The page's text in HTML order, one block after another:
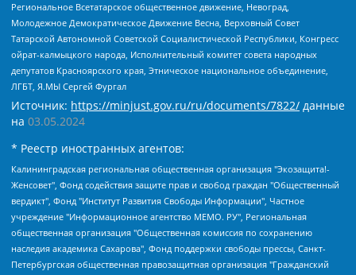
Региональное Всетатарское общественное движение, Невоград,
Молодежное Демократическое Движение Весна, Верховный Совет
Татарской Автономной Советской Социалистической Республики, Конгресс
ойрат-калмыцкого народа, Исполнительный комитет совета народных
депутатов Красноярского края, Этническое национальное объединение,
ЛГБТ, Я.МЫ Сергей Фургал
Источник: https://minjust.gov.ru/ru/documents/7822/ данные
на 03.05.2024
* Реестр иностранных агентов:
Калининградская региональная общественная организация "Экозащита!-Женсовет", Фонд содействия защите прав и свобод граждан "Общественный вердикт", Фонд "Институт Развития Свободы Информации", Частное учреждение "Информационное агентство МЕМО. РУ", Региональная общественная организация "Общественная комиссия по сохранению наследия академика Сахарова", Фонд поддержки свободы прессы, Санкт-Петербургская общественная правозащитная организация "Гражданский контроль", Межрегиональная общественная организация "Информационно-просветительский центр "Мемориал", Региональный Фонд "Центр Защиты Прав Средств Массовой Информации", с 05.12.2023 Фонд "Центр Защиты Прав Средств массовой информации", Региональная общественная благотворительная организация помощи беженцам и мигрантам "Гражданское содействие", Негосударственное образовательное учреждение дополнительного профессионального образования (повышение квалификации) специалистов "АКАДЕМИЯ ПО ПРАВАМ ЧЕЛОВЕКА", Свердловская региональная общественная организация "Сутяжник", Автономная некоммерческая организация "Центр независимых социологических исследований", Союз общественных объединений "Российский исследовательский центр по правам человека", Региональное общественное учреждение научно-информационный центр "МЕМОРИАЛ", Некоммерческая организация "Фонд защиты гласности", Автономная некоммерческая организация "Институт прав человека", Городская общественная организация "Екатеринбургское общество "МЕМОРИАЛ", Городская общественная организация "Рязанское историко-просветительское и правозащитное общество "Мемориал" (Рязанский Мемориал), Челябинский региональный орган общественной самодеятельности – женское общественное объединение "Женщины Евразии", Челябинский региональный орган общественной самодеятельности "Уральская правозащитная группа", Фонд содействия защите здоровья и социальной справедливости имени Андрея Рылькова, Автономная Некоммерческая Организация "Аналитический Центр Юрия Левады", Автономная некоммерческая организация социальной поддержки населения "Проект Апрель", Региональная общественная организация помощи женщинам и детям, находящимся в кризисной ситуации "Информационно-методический центр "Анна", Фонд содействия развитию массовых коммуникаций и правовому просвещению "Так-так-Так", Фонд содействия устойчивому развитию "Серебряная тайга", Свердловский региональный общественный фонд социальных проектов "Новое время", "Idel.Реалии", Кавказ.Реалии, Крым.Реалии, Телеканал Настоящее Время, Татаро-башкирская служба Радио Свобода (Azatliq Radiosi), Радио Свободная Европа/Радио Свобода (PCE/PC), "Сибирь.Реалии", "Фактограф", Благотворительный фонд помощи осужденным и их семьям, Автономная некоммерческая организация "Институт глобализации и социальных движений", Фонд "В защиту прав заключенных", Частное учреждение "Центр поддержки и содействия развитию средств массовой информации", Пензенский региональный общественный благотворительный фонд "Гражданский союз", "Север.Реалии", Некоммерческая организация Фонд "Правовая инициатива", Общество с ограниченной ответственностью "Радио Свободная Европа/Радио Свобода", Чешское информационное агентство "MEDIUM-ORIENT", Красноярская региональная общественная организация "Мы против СПИДа", Камалягин Денис Николаевич, Маркелов Сергей Евгеньевич, Пономарев Лев Александрович, Савицкая Людмила Алексеевна, Автономная некоммерческая организация "Центр по работе с проблемой насилия "НАСИЛИЮ.НЕТ", Межрегиональный профессиональный союз работников здравоохранения "Альянс врачей", Юридическое лицо, зарегистрированное в Латвийской Республике, SIA "Medusa Project" (регистрационный номер 40103797863, дата регистрации 10.06.2014), Некоммерческая организация "Фонд по борьбе с коррупцией", Автономная некоммерческая организация "Институт права и публичной политики", Баданин Роман Сергеевич, Гликин Максим Александрович, Железнова Мария Михайловна, Лукьянова Юлия Сергеевна, Маетная Елизавета Витальевна, Маняхин Петр Борисович, Чуракова Ольга Владимировна, Ярош Юлия Петровна, Юридическое лицо "The Insider SIA", зарегистрированное в Риге, Латвийская Республика (дата регистрации 26.06.2015), являющееся администратором доменного имени интернет-издания "The Insider SIA", https://theins.ru, Постернак Алексей Евгеньевич, Рубин Михаил Аркадьевич, Анин Роман Александрович, Юридическое лицо Istories fonds, зарегистрированное в Латвийской Республике (регистрационный номер 50008295751, дата регистрации 24.02.2020), Великовский Дмитрий Александрович, Долинина Ирина Николаевна, Мароховская Алеся Алексеевна, Шлейнов Роман Юрьевич, Шмагун Олеся Валентиновна, Общество с ограниченной ответственностью "Альтаир 2021", Общество с ограниченной ответственностью "Вега 2021", Общество с ограниченной ответственностью "Главный редактор 2021", Общество с ограниченной ответственностью "Ромашки монолит", Важенков Артем Валерьевич, Ивановская областная общественная организация "Центр гендерных исследований", Гурман Юрий Альбертович, Медиапроект "ОВД-Инфо", Егоров Владимир Владимирович, Жилинский Владимир Александрович, Общество с ограниченной ответственностью "ЗП", Иванова София Юрьевна, Карезина Инна Павловна, Кильтау Екатерина Викторовна, Петров Алексей Викторович, Пискунов Сергей Евгеньевич, Смирнов Сергей Сергеевич, Тихонов Михаил Сергеевич, Общество с ограниченной ответственностью "ЖУРНАЛИСТ-ИНОСТРАННЫЙ АГЕНТ", Арапова Галина Юрьевна, Вольтская Татьяна Анатольевна, Американская компания "Mason G.E.S. Anonymous Foundation" (США), являющаяся владельцем интернет-издания https://mnews.world/, Компания "Stichting Bellingcat", зарегистрированная в Нидерландах (дата регистрации 11.07.2018), Захаров Андрей Вячеславович, Клепиковская Екатерина Дмитриевна, Общество с ограниченной ответственностью "МЕМО", Перл Роман Александрович, Симонов Евгений Алексеевич, Соловьева Елена Анатольевна, Сотников Даниил Владимирович, Сурначева Елизавета Дмитриевна, Автономная некоммерческая организация по защите прав человека и информированию населения "Якутия – Наше Мнение", Общество с ограниченной ответственностью "Москоу диджитал медиа", с 26.01.2023 Общество с ограниченной ответственностью "Чайка Белые сады", Ветошкина Валерия Валерьевна, Заговора Максим Александрович, Межрегиональное общественное движение "Российская ЛГБТ - сеть", Оленичев Максим Владимирович, Павлов Иван Юрьевич, Скворцова Елена Сергеевна, Общество с ограниченной ответственностью "Как бы инагент", Кочетков Игорь Викторович, Общество с ограниченной ответственностью "Честные выборы", Еланчик Олег Александрович, Общество с ограниченной ответственностью "Нобелевский призыв", Гималова Регина Эмилевна, Григорьев Андрей Валерьевич, Григорьева Алина Александровна, Ассоциация по содействию защите прав призывников, альтернативнослужащих и военнослужащих "Правозащитная группа "Гражданин.Армия.Право", Хисамова Регина Фаритовна, Автономная некоммерческая организация по реализации социально-правовых программ "Лилит", Дальневосточное общественное движение "Маяк", Санкт-Петербургская ЛГБТ-инициативная группа "Выход", Инициативная группа ЛГБТ+ "Реверс", Алексеев Андрей Викторович, Бекбулатова Таисия Львовна, Беляев Иван Михайлович, Владыкина Елена Сергеевна, Гельман Марат Александрович, Никульшина Вероника Юрьевна, Толоконникова Надежда Андреевна, Шендерович Виктор Анатольевич, Общество с ограниченной ответственностью "Данное сообщение", Общество с ограниченной ответственностью Издательский дом "Новая глава", Айнбиндер Александра Александровна, Московский комьюнити-центр для ЛГБТ+инициатив, Благотворительный фонд развития филантропии, Deutsche Welle (Германия, Kurt-Schumacher-Strasse 3, 53113 Bonn), Борзунова Мария Михайловна, Воробьев Виктор Викторович, Голубева Анна Львовна, Константинова Алла Михайловна, Малкова Ирина Владимировна, Мурадов Мурад Абдулгалимович, Осетинская Елизавета Николаевна, Понасенков Евгений Николаевич, Ганапольский Матвей Юрьевич, Киселев Евгений Алексеевич, Борухович Ирина Григорьевна, Дремин Иван Тимофеевич, Дубровский Дмитрий Викторович, Красноярская региональная общественная организация поддержки и развития альтернативных образовательных технологий и межкультурных коммуникаций "ИНТЕРРА", Маяковская Екатерина Алексеевна, Фейгин Марк Захарович, Филимонов Андрей Викторович, Дзугкоева Регина Николаевна, Доброхотов Роман Александрович, Дудь Юрий Александрович, Елкин Сергей Владимирович, Кругликов Кирилл Игоревич, Сабунаева Мария Леонидовна, Семенов Алексей Владимирович, Шаинян Карен Багратович, Шульман Екатерина Михайловна, Асафьев Артур Валерьевич, Вахштайн Виктор Семенович, Венедиктов Алексей Алексеевич, Лушникова Екатерина Евгеньевна, Волков Леонид Михайлович, Невзоров Александр Глебович, Пархоменко Сергей Борисович, Сироткин Ярослав Николаевич, Кара-Мурза Владимир Владимирович, Баранова Наталья Владимировна, Гозман Леонид Яковлевич, Кагарлицкий Борис Юльевич, Климарев Михаил Валерьевич, Милов Владимир Станиславович, Автономная некоммерческая организация Краснодарский центр современного искусства "Типография", Моргенштерн Алишер Тагирович, Соболь Любовь Эдуардовна, Общество с ограниченной ответственностью "ЛИЗА НОРМ", Каспаров Гарри Кимович, Ходорковский Михаил Борисович, Общество с ограниченной ответственностью "Апрельские тезисы", Данилович Ирина Брониславовна, Кашин Олег Владимирович, Петров Николай Владимирович, Пивоваров Алексей Владимирович, Соколов Михаил Владимирович, Цветкова Юлия Владимировна, Чичваркин Евгений Александрович, Комитет против пыток/Команда против пыток, Общество с ограниченной ответственностью "Первый научный", Общество с ограниченной ответственностью "Вертолет и ко", Белоцерковская Вероника Борисовна, Кац Максим Евгеньевич, Лазарева Татьяна Юрьевна, Шаведдинов Руслан Табризович, Яшин Илья Валерьевич, Общество с ограниченной ответственностью "Иноагент ААВ", Алешковский Дмитрий Петрович, Альбац Евгения Марковна, Быков Дмитрий Львович, Галямина Юлия Евгеньевна, Лойко Сергей Леонидович, Мартынов Кирилл Константинович, Медведев Сергей Александрович, Крашенинников Федор Геннадиевич, Гордеева Катерина Вл